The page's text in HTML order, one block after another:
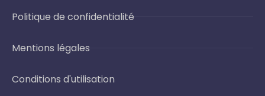
Politique de confidentialité
Mentions légales
Conditions d'utilisation